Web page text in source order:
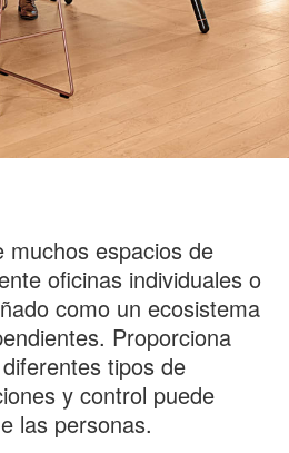
muchos espacios de
oficinas individuales o
como un ecosistema
Proporciona
tipos de
y control puede
las personas.